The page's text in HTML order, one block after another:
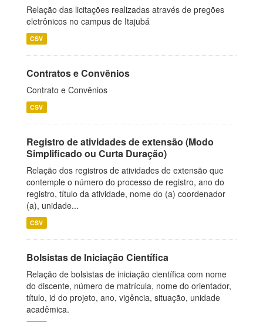
Relação das licitações realizadas através de pregões
eletrônicos no campus de Itajubá
CSV
Contratos e Convênios
Contrato e Convênios
CSV
Registro de atividades de extensão (Modo
Simplificado ou Curta Duração)
Relação dos registros de atividades de extensão que
contemple o número do processo de registro, ano do
registro, título da atividade, nome do (a) coordenador
(a), unidade...
CSV
Bolsistas de Iniciação Científica
Relação de bolsistas de iniciação científica com nome
do discente, número de matrícula, nome do orientador,
título, id do projeto, ano, vigência, situação, unidade
acadêmica.